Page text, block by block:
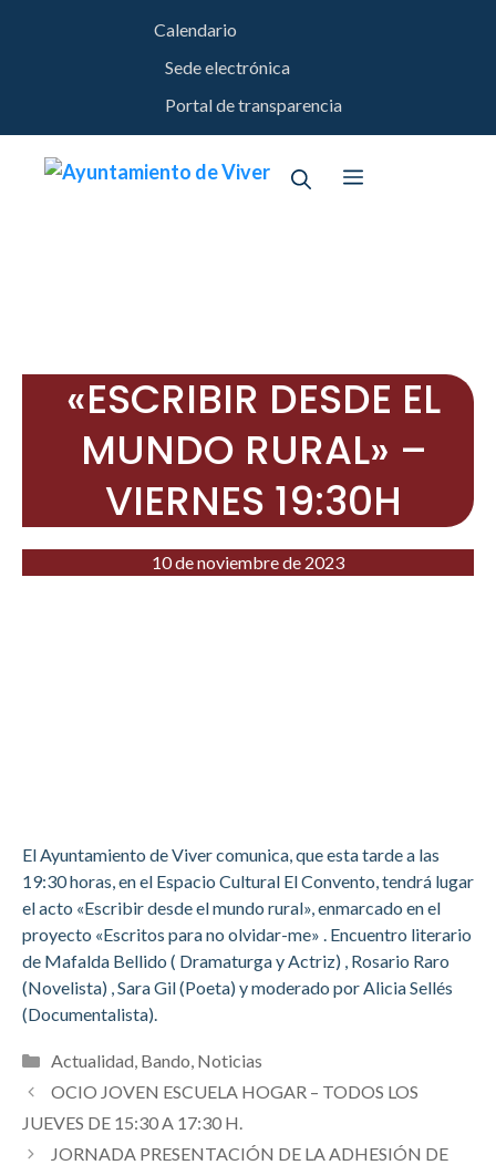
Calendario
Sede electrónica
Portal de transparencia
Menú
«ESCRIBIR DESDE EL
MUNDO RURAL» –
VIERNES 19:30H
10 de noviembre de 2023
El Ayuntamiento de Viver comunica, que esta tarde a las
19:30 horas, en el Espacio Cultural El Convento, tendrá lugar
el acto «Escribir desde el mundo rural», enmarcado en el
proyecto «Escritos para no olvidar-me» . Encuentro literario
de Mafalda Bellido ( Dramaturga y Actriz) , Rosario Raro
(Novelista) , Sara Gil (Poeta) y moderado por Alicia Sellés
(Documentalista).
Categorías
Actualidad, Bando, Noticias
OCIO JOVEN ESCUELA HOGAR – TODOS LOS
JUEVES DE 15:30 A 17:30 H.
JORNADA PRESENTACIÓN DE LA ADHESIÓN DE